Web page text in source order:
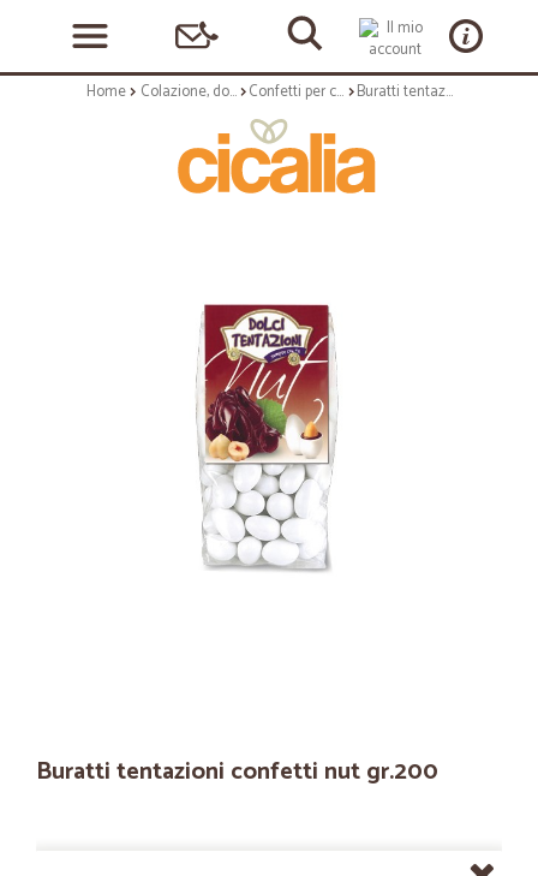
Home Colazione, dolciumi e snack Confetti per cerimonie Buratti tentazioni confetti nut gr.200
Buratti tentazioni confetti nut gr.200